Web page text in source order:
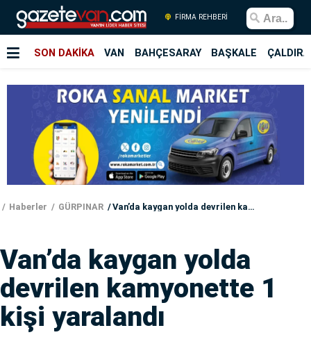
FİRMA REHBERİ
SON DAKİKA VAN BAHÇESARAY BAŞKALE
Haberler GÜRPINAR Van’da kaygan yolda devrilen kamyonette 1 kişi yaralandı
Van’da kaygan yolda
devrilen kamyonette 1
kişi yaralandı